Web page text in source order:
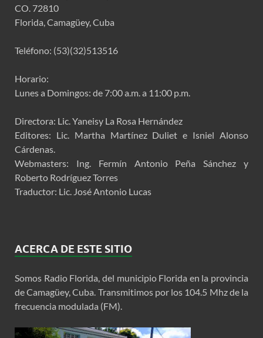
CO. 72810
Florida, Camagüey, Cuba
Teléfono: (53)(32)513516
Horario:
Lunes a Domingos: de 7:00 a.m. a 11:00 p.m.
Directora: Lic. Yaneisy La Rosa Hernández
Editores: Lic. Martha Martínez Duliet e Isniel Alonso
Cárdenas.
Webmasters: Ing. Fermín Antonio Peña Sánchez y
Roberto Rodríguez Torres
Traductor: Lic. José Antonio Lucas
ACERCA DE ESTE SITIO
Somos Radio Florida, del municipio Florida en la provincia
de Camagüey, Cuba. Transmitimos por los 104.5 Mhz de la
frecuencia modulada (FM).